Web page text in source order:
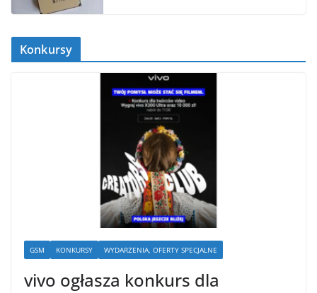
Konkursy
GSM KONKURSY WYDARZENIA, OFERTY SPECJALNE
vivo ogłasza konkurs dla